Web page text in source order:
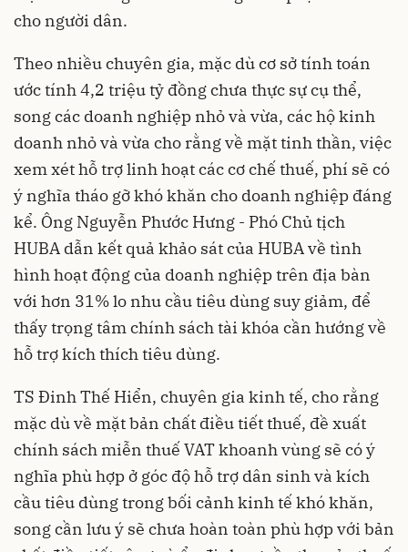
cho người dân.
Theo nhiều chuyên gia, mặc dù cơ sở tính toán
ước tính 4,2 triệu tỷ đồng chưa thực sự cụ thể,
song các doanh nghiệp nhỏ và vừa, các hộ kinh
doanh nhỏ và vừa cho rằng về mặt tinh thần, việc
xem xét hỗ trợ linh hoạt các cơ chế thuế, phí sẽ có
ý nghĩa tháo gỡ khó khăn cho doanh nghiệp đáng
kể. Ông Nguyễn Phước Hưng - Phó Chủ tịch
HUBA dẫn kết quả khảo sát của HUBA về tình
hình hoạt động của doanh nghiệp trên địa bàn
với hơn 31% lo nhu cầu tiêu dùng suy giảm, để
thấy trọng tâm chính sách tài khóa cần hướng về
hỗ trợ kích thích tiêu dùng.
TS Đinh Thế Hiển, chuyên gia kinh tế, cho rằng
mặc dù về mặt bản chất điều tiết thuế, đề xuất
chính sách miễn thuế VAT khoanh vùng sẽ có ý
nghĩa phù hợp ở góc độ hỗ trợ dân sinh và kích
cầu tiêu dùng trong bối cảnh kinh tế khó khăn,
song cần lưu ý sẽ chưa hoàn toàn phù hợp với bản